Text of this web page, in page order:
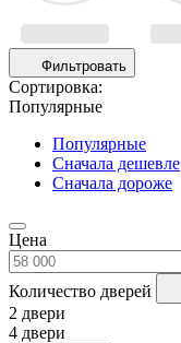
Фильтровать
Сортировка:
Популярные
Популярные
Сначала дешевле
Сначала дороже
Цена
Количество дверей
2 двери
4 двери